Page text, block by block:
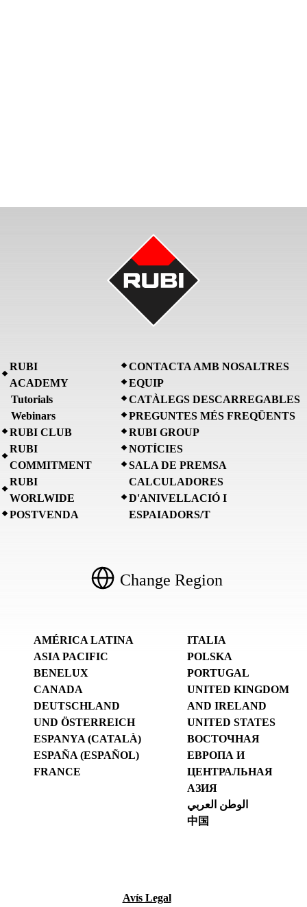
RUBI
ACADEMY
Tutorials
Webinars
RUBI CLUB
RUBI
COMMITMENT
RUBI
WORLWIDE
POSTVENDA
CONTACTA AMB NOSALTRES
EQUIP
CATÀLEGS DESCARREGABLES
PREGUNTES MÉS FREQÜENTS
RUBI GROUP
NOTÍCIES
SALA DE PREMSA
CALCULADORES
D'ANIVELLACIÓ I
ESPAIADORS/T
Change Region
AMÉRICA LATINA
ASIA PACIFIC
BENELUX
CANADA
DEUTSCHLAND
UND ÖSTERREICH
ESPANYA (CATALÀ)
ESPAÑA (ESPAÑOL)
FRANCE
ITALIA
POLSKA
PORTUGAL
UNITED KINGDOM
AND IRELAND
UNITED STATES
ВОСТОЧНАЯ
ЕВРОПА И
ЦЕНТРАЛЬНАЯ
АЗИЯ
الوطن العربي
中国
Avís Legal